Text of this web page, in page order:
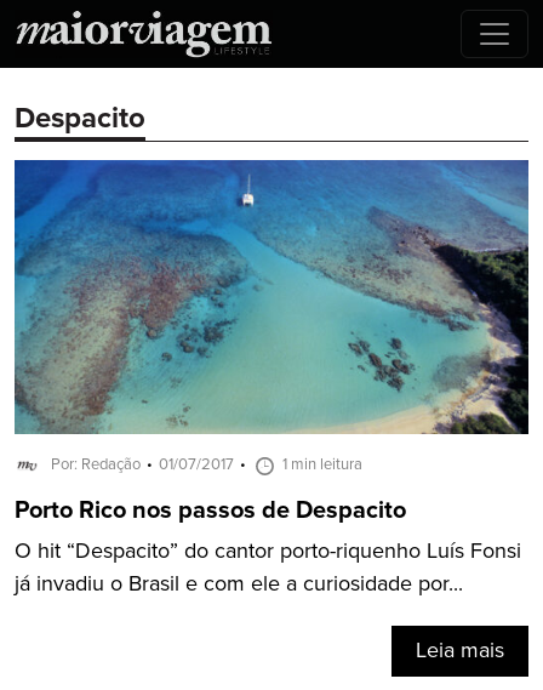
Despacito
Por: Redação 01/07/2017 1 min leitura
Porto Rico nos passos de Despacito
O hit “Despacito” do cantor porto-riquenho Luís Fonsi
já invadiu o Brasil e com ele a curiosidade por...
Leia mais